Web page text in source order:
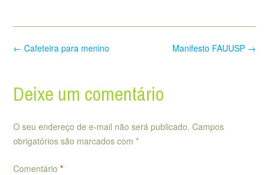
Post
Manifesto FAUUSP →
← Cafeteira para menino
Deixe um comentário
O seu endereço de e-mail não será publicado. Campos
obrigatórios são marcados com *
Comentário *